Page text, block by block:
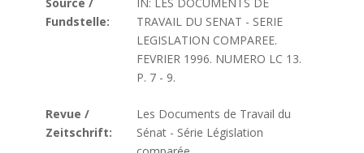
Fundstelle:
TRAVAIL DU SENAT - SERIE
LEGISLATION COMPAREE.
FEVRIER 1996. NUMERO LC 13.
P. 7 - 9.
Revue /
Zeitschrift:
Les Documents de Travail du
Sénat - Série Législation